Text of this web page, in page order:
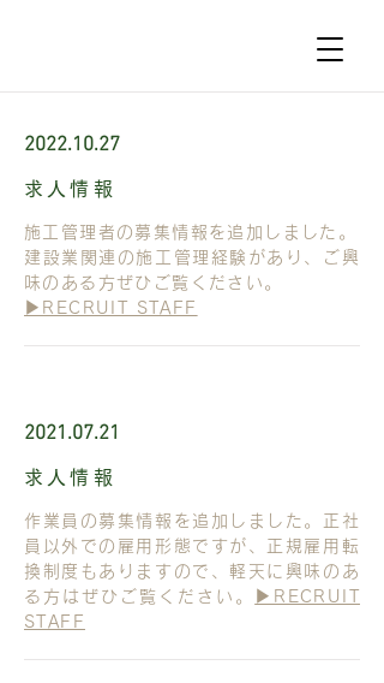
2022.10.27
求人情報
施工管理者の募集情報を追加しました。
建設業関連の施工管理経験があり、ご興
味のある方ぜひご覧ください。
▶︎RECRUIT STAFF
2021.07.21
求人情報
作業員の募集情報を追加しました。正社
員以外での雇用形態ですが、正規雇用転
換制度もありますので、軽天に興味のあ
る方はぜひご覧ください。
▶︎RECRUIT
STAFF